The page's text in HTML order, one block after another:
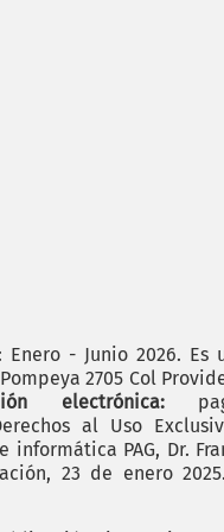
Enero - Junio 2026. Es
2705 Col
electrónica:
al Uso
informática PAG, Dr.
23 de enero